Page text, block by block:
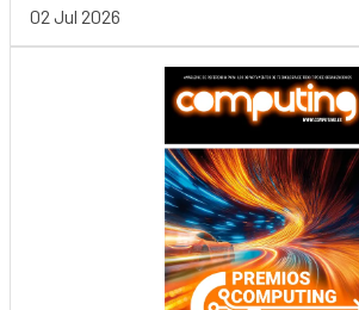
02 Jul 2026